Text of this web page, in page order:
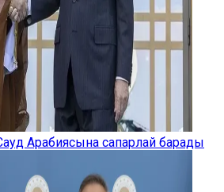
Арабиясына сапарлай барады